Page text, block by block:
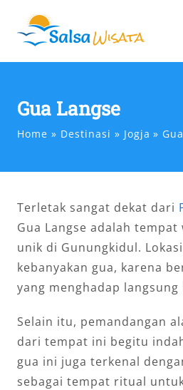
content
Gua Langse
Home Destinasi Jogja
Terletak sangat dekat dari
Gua Langse adalah tempat
unik di Gunungkidul.
kebanyakan gua, karena
yang menghadap langsung
Selain itu, pemandangan
dari tempat ini begitu
gua ini juga terkenal
sebagai tempat ritual